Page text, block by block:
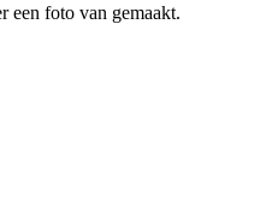
een foto van gemaakt.